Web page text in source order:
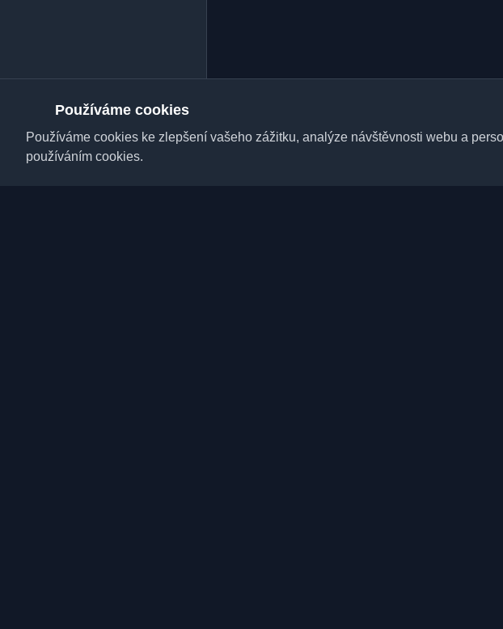
Používáme cookies
Používáme cookies ke zlepšení vašeho zážitku, analýze návštěvnosti webu a
používáním cookies.